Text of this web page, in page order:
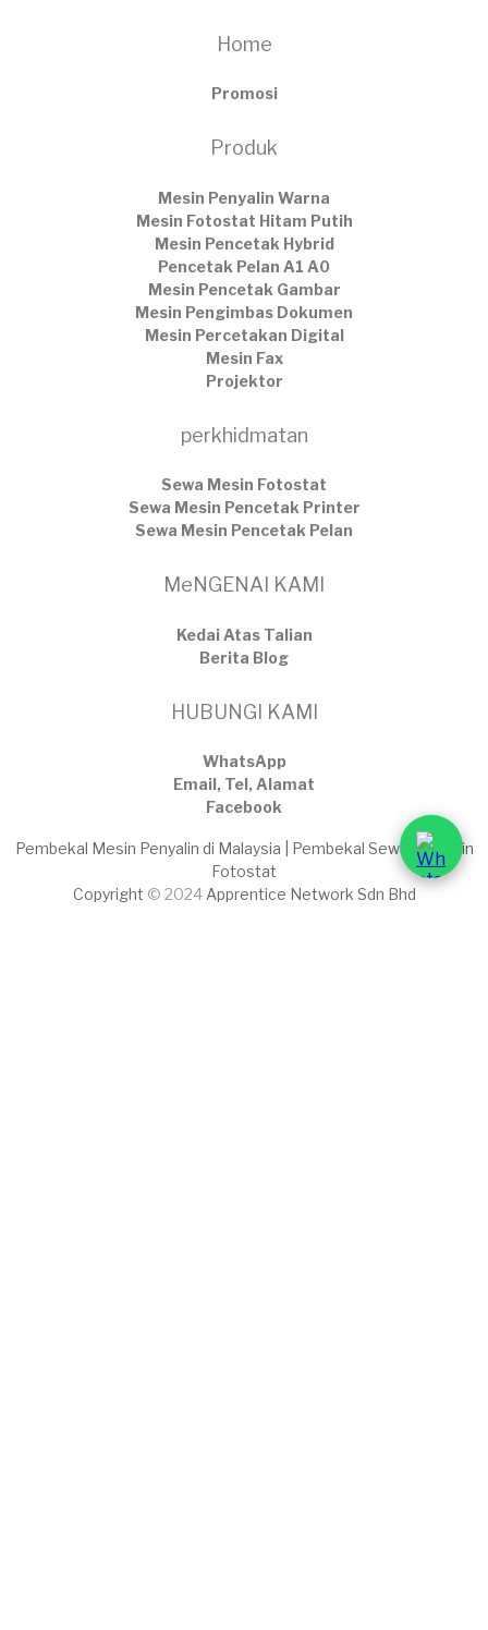
Home
Promosi
Produk
Mesin Penyalin Warna
Mesin Fotostat Hitam Putih
Mesin Pencetak Hybrid
Pencetak Pelan A1 A0
Mesin Pencetak Gambar
Mesin Pengimbas Dokumen
Mesin Percetakan Digital
Mesin Fax
Projektor
perkhidmatan
Sewa Mesin Fotostat
Sewa Mesin Pencetak Printer
Sewa Mesin Pencetak Pelan
MeNGENAI KAMI
Kedai Atas Talian
​Berita Blog
HUBUNGI KAMI
WhatsApp
Email, Tel, Alamat
Facebook
Pembekal Mesin Penyalin di Malaysia | Pembekal Sewaan Mesin
Fotostat
Copyright © 2024 Apprentice Network Sdn Bhd